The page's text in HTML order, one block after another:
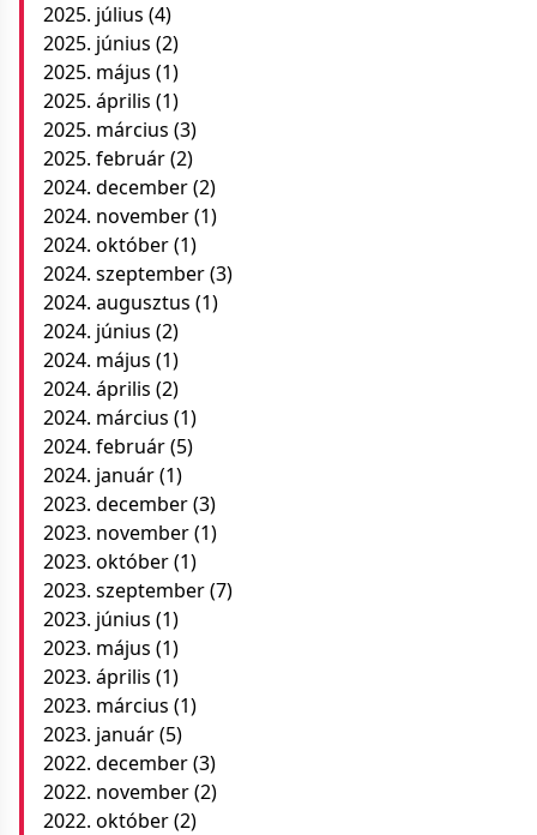
2025. július (4)
2025. június (2)
2025. május (1)
2025. április (1)
2025. március (3)
2025. február(2)
2024. december(2)
2024. november(1)
2024. október(1)
2024. szeptember(3)
2024. augusztus (1)
2024. június (2)
2024. május (1)
2024. április (2)
2024. március (1)
2024. február(5)
2024. január(1)
2023. december(3)
2023. november(1)
2023. október(1)
2023. szeptember(7)
2023. június (1)
2023. május (1)
2023. április (1)
2023. március (1)
2023. január(5)
2022. december(3)
2022. november(2)
2022. október(2)